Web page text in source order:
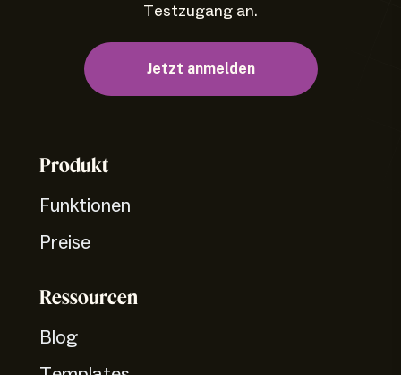
Testzugang an.
Jetzt anmelden
Produkt
Funktionen
Preise
Ressourcen
Blog